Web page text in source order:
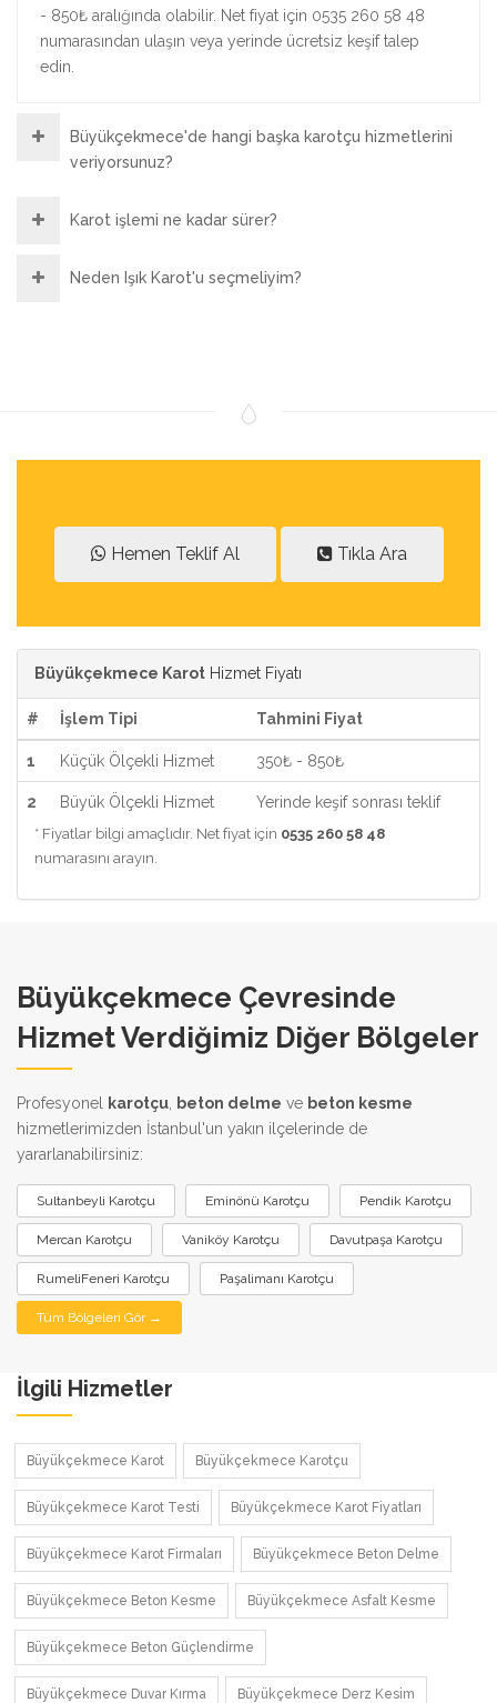
- 850₺ aralığında olabilir. Net fiyat için 0535 260 58 48
numarasından ulaşın veya yerinde ücretsiz keşif talep
edin.
Büyükçekmece'de hangi başka karotçu hizmetlerini
veriyorsunuz?
Karot işlemi ne kadar sürer?
Neden Işık Karot'u seçmeliyim?
Hemen Teklif Al Tıkla Ara
Büyükçekmece Karot Hizmet Fiyatı
# İşlem Tipi Tahmini Fiyat
1 Küçük Ölçekli Hizmet 350₺ - 850₺
2 Büyük Ölçekli Hizmet Yerinde keşif sonrası teklif
* Fiyatlar bilgi amaçlıdır. Net fiyat için 0535 260 58 48
numarasını arayın.
Büyükçekmece Çevresinde
Hizmet Verdiğimiz Diğer Bölgeler
Profesyonel karotçu beton delme ve beton kesme
hizmetlerimizden İstanbul'un yakın ilçelerinde de
yararlanabilirsiniz:
Sultanbeyli Karotçu Eminönü Karotçu Pendik Karotçu
Mercan Karotçu Vaniköy Karotçu Davutpaşa Karotçu
RumeliFeneri Karotçu Paşalimanı Karotçu
Tüm Bölgeleri Gör →
İlgili Hizmetler
Büyükçekmece Karot Büyükçekmece Karotçu
Büyükçekmece Karot Testi Büyükçekmece Karot Fiyatları
Büyükçekmece Karot Firmaları Büyükçekmece Beton Delme
Büyükçekmece Beton Kesme Büyükçekmece Asfalt Kesme
Büyükçekmece Beton Güçlendirme
Büyükçekmece Duvar Kırma Büyükçekmece Derz Kesim